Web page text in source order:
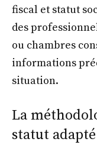
fiscal et statut
des
ou chambres
informations
situation.
La
statut